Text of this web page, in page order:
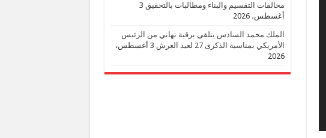
مخالفات التقسيم والبناء ومطالبات بالتحقيق 3
أغسطس، 2026
الملك محمد السادس يتلقي برقية تهاني من الرئيس
الأمريكي بمناسبة الذكرى 27 لعيد العرش
3 أغسطس،
2026